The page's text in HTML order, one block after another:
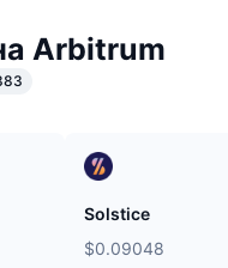
Arbitrum
Solstice
$0.09048